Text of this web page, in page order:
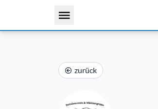
zurück